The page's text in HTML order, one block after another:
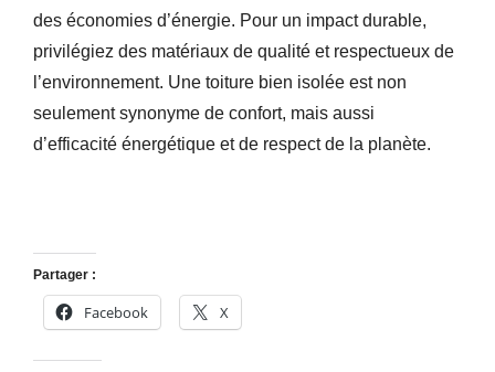
des économies d’énergie. Pour un impact durable,
privilégiez des matériaux de qualité et respectueux de
l’environnement. Une toiture bien isolée est non
seulement synonyme de confort, mais aussi
d’efficacité énergétique et de respect de la planète.
Partager :
Facebook X